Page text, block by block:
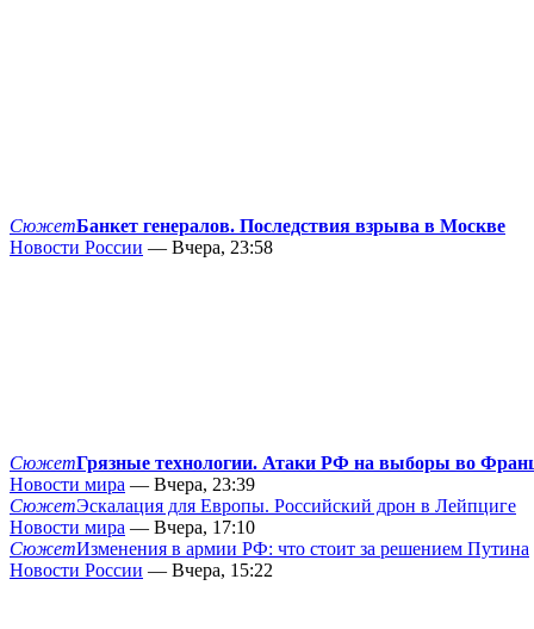
СюжетБанкет генералов. Последствия взрыва в Москве
Новости России — Вчера, 23:58
СюжетГрязные технологии. Атаки РФ на выборы во
Новости мира — Вчера, 23:39
СюжетЭскалация для Европы. Российский дрон в Лейпциге
Новости мира — Вчера, 17:10
СюжетИзменения в армии РФ: что стоит за решением Путина
Новости России — Вчера, 15:22